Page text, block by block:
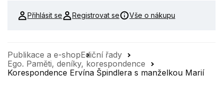
Přihlásit se Registrovat se Vše o nákupu
Publikace a e-shopEdiční řady
Ego. Paměti, deníky, korespondence
Korespondence Ervína Špindlera s manželkou Marií